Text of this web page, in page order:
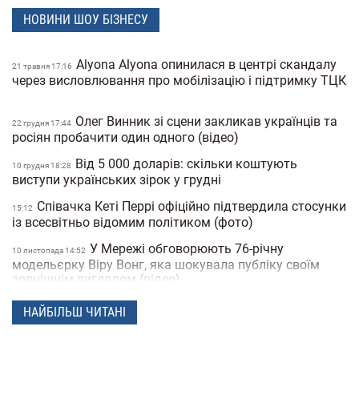
НОВИНИ ШОУ БІЗНЕСУ
21 травня 17:16 Alyona Alyona опинилася в центрі скандалу
через висловлювання про мобілізацію і підтримку ТЦК
22 грудня 17:44 Олег Винник зі сцени закликав українців та
росіян пробачити один одного (відео)
10 грудня 18:28
Від 5 000 доларів: скільки коштують
виступи українських зірок у грудні
15:12
Співачка Кеті Перрі офіційно підтвердила стосунки
із всесвітньо відомим політиком (фото)
10 листопада 14:52 У Мережі обговорюють 76-річну
модельєрку Віру Вонг, яка шокувала публіку своїм
зовнішнім виглядом (відео)
05 листопада 18:06 Анджеліна Джолі визволяла свого
охоронця з миколаївського ТЦК (відео)
НАЙБІЛЬШ ЧИТАНІ